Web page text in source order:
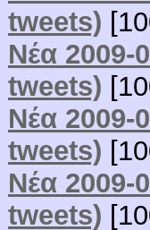
tweets)
Νέα 2009-
tweets)
Νέα 2009-
tweets)
Νέα 2009-
tweets)